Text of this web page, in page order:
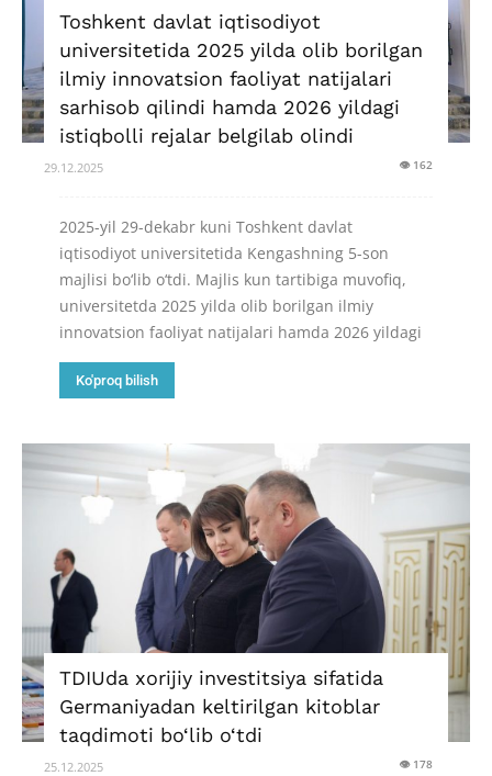
Toshkent davlat iqtisodiyot
universitetida 2025 yilda olib borilgan
ilmiy innovatsion faoliyat natijalari
sarhisob qilindi hamda 2026 yildagi
istiqbolli rejalar belgilab olindi
29.12.2025 👁 162
2025-yil 29-dekabr kuni Toshkent davlat
iqtisodiyot universitetida Kengashning 5-son
majlisi bo‘lib o‘tdi. Majlis kun tartibiga muvofiq,
universitetda 2025 yilda olib borilgan ilmiy
innovatsion faoliyat natijalari hamda 2026 yildagi
Ko'proq bilish
TDIUda xorijiy investitsiya sifatida
Germaniyadan keltirilgan kitoblar
taqdimoti bo‘lib o‘tdi
25.12.2025 👁 178